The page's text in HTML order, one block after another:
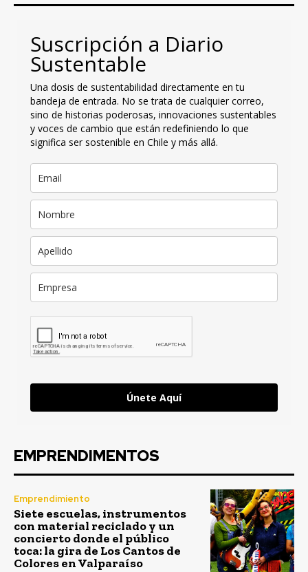
Suscripción a Diario
Sustentable
Una dosis de sustentabilidad directamente en tu
bandeja de entrada. No se trata de cualquier correo,
sino de historias poderosas, innovaciones sustentables
y voces de cambio que están redefiniendo lo que
significa ser sostenible en Chile y más allá.
Únete Aquí
EMPRENDIMENTOS
Emprendimiento
Siete escuelas, instrumentos
con material reciclado y un
concierto donde el público
toca: la gira de Los Cantos de
Colores en Valparaíso